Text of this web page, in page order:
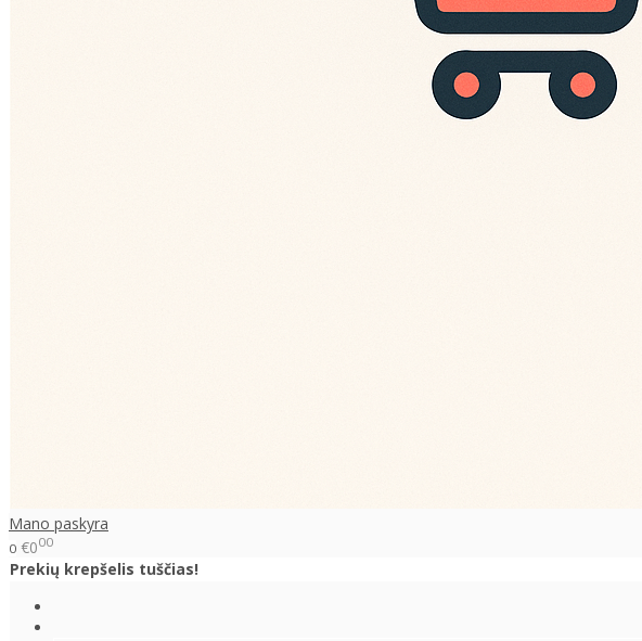
Mano paskyra
0 €000
Prekių krepšelis tuščias!